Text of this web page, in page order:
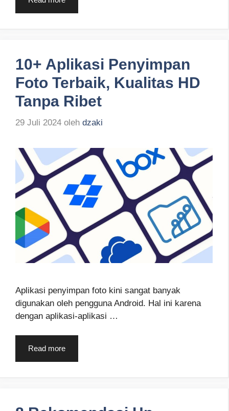
10+ Aplikasi Penyimpan
Foto Terbaik, Kualitas HD
Tanpa Ribet
29 Juli 2024 oleh dzaki
Aplikasi penyimpan foto kini sangat banyak
digunakan oleh pengguna Android. Hal ini karena
dengan aplikasi-aplikasi …
Read more